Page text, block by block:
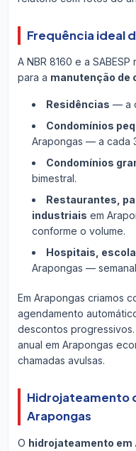
Frequência ideal
A NBR 8160 e a
para a manutenção de
Residências — a
Condomínios
Arapongas — a cada
Condomínios
bimestral.
Restaurantes,
industriais em
conforme o volume.
Hospitais,
Arapongas —
Em Arapongas criamos
agendamento
descontos
anual em Arapongas
chamadas avulsas.
Hidrojateamento
Arapongas
O hidrojateamento em